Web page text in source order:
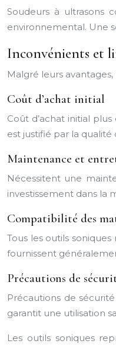
Soudeurs à ultrasons
environnemental. Une
Inconvénients et
Malgré leurs
Coût d’achat initial
Coût d’achat initial
est justifié par la qualité
Maintenance et
Nécessitent une
investissement dans la
Compatibilité des
Tous les outils
fournissent
Précautions de
Précautions de
garantit une utilisation
Les outils soniques